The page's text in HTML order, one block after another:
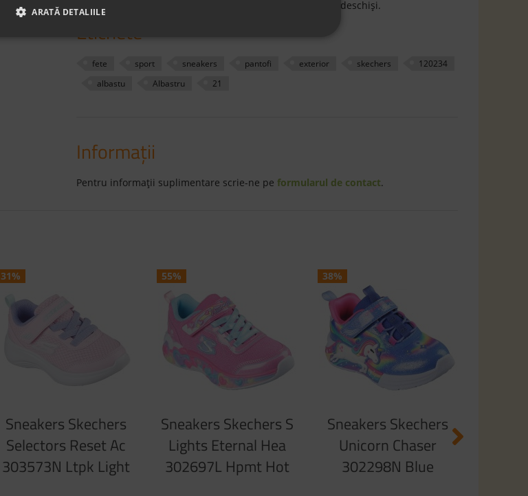
alegerea perfectă pentru fetițele care visează cu ochii deschiși.
Etichete
fete sport sneakers pantofi exterior skechers
120234
albastu
Albastru 21
Informaţii
Pentru informaţii suplimentare scrie-ne pe formularul de contact.
31%
Sneakers Skechers
Selectors Reset Ac
303573N Ltpk Light
55%
Sneakers Skechers S
Lights Eternal Hea
302697L Hpmt Hot
38%
Sneakers Skechers
Unicorn Chaser
302298N Blue
ARATĂ DETALIILE